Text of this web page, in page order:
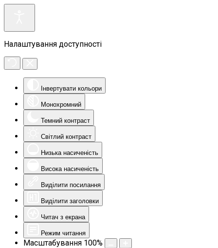
Налаштування доступності
Інвертувати кольори
Монохромний
Темний контраст
Світлий контраст
Низька насиченість
Висока насиченість
Виділити посилання
Виділити заголовки
Читач з екрана
Режим читання
Масштабування 100%